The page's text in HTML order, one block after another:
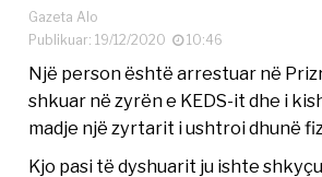
Gazeta Alo
Publikuar: 19/12/2020
10:46
Një person është arrestuar në
shkuar në zyrën e KEDS-it dhe i
madje një zyrtarit i ushtroi dhunë
Kjo pasi të dyshuarit ju ishte